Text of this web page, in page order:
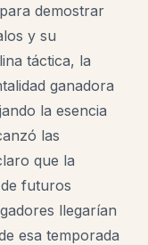
demostrar
y su
táctica, la
ganadora
la esencia
las
que la
futuros
llegarían
esa temporada